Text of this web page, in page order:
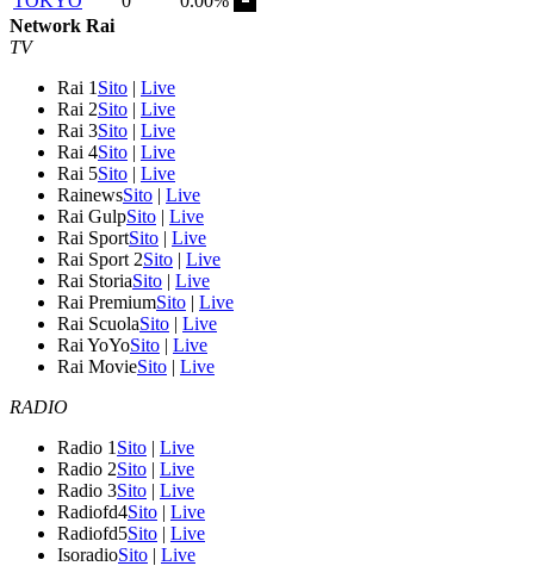
Network Rai
TV
Rai 1 Sito | Live
Rai 2Sito | Live
Rai 3Sito | Live
Rai 4Sito | Live
Rai 5Sito | Live
RainewsSito | Live
Rai GulpSito | Live
Rai SportSito | Live
Rai Sport 2Sito | Live
Rai StoriaSito | Live
Rai PremiumSito | Live
Rai ScuolaSito | Live
Rai YoYoSito | Live
Rai MovieSito | Live
RADIO
Radio 1 Sito | Live
Radio 2Sito | Live
Radio 3Sito | Live
Radiofd4Sito | Live
Radiofd5Sito | Live
IsoradioSito | Live